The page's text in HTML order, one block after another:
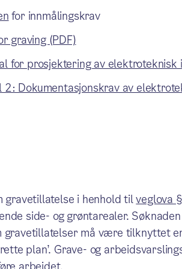
for innmålingskrav
graving (PDF)
for prosjektering av
2: Dokumentasjonskrav av
gravetillatelse i henhold tilveglova
side- og grøntarealer.
må være tilknyttet
plan’. Grave- og